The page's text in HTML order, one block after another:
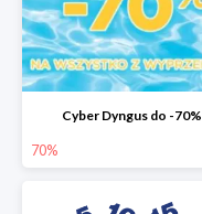
Cyber Dyngus do -70%
70%